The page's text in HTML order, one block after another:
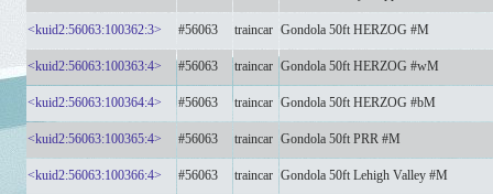
<kuid2:56063:100362:3> #56063 traincar Gondola 50ft HERZOG #M
<kuid2:56063:100363:4> #56063 traincar Gondola 50ft HERZOG #wM
<kuid2:56063:100364:4> #56063 traincar Gondola 50ft HERZOG #bM
<kuid2:56063:100365:4> #56063 traincar Gondola 50ft PRR #M
<kuid2:56063:100366:4> #56063 traincar Gondola 50ft Lehigh Valley #M